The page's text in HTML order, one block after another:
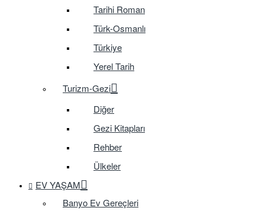
Tarihi Roman
Türk-Osmanlı
Türkiye
Yerel Tarih
Turizm-Gezi
Diğer
Gezi Kitapları
Rehber
Ülkeler
EV YAŞAM
Banyo Ev Gereçleri